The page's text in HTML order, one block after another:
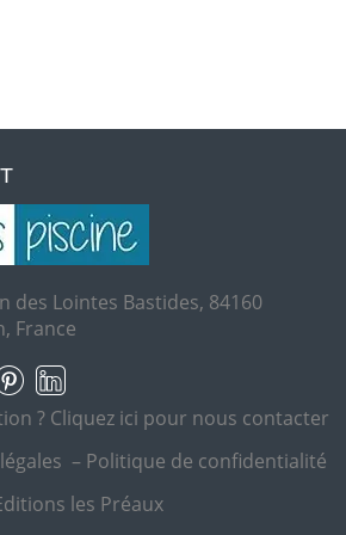
des Lointes Bastides, 84160
France
? Cliquez ici pour nous contacter
– Politique de confidentialité
les Préaux